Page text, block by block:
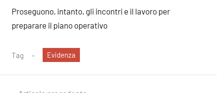
Proseguono, intanto, gli incontri e il lavoro per
preparare il piano operativo
Tag Evidenza